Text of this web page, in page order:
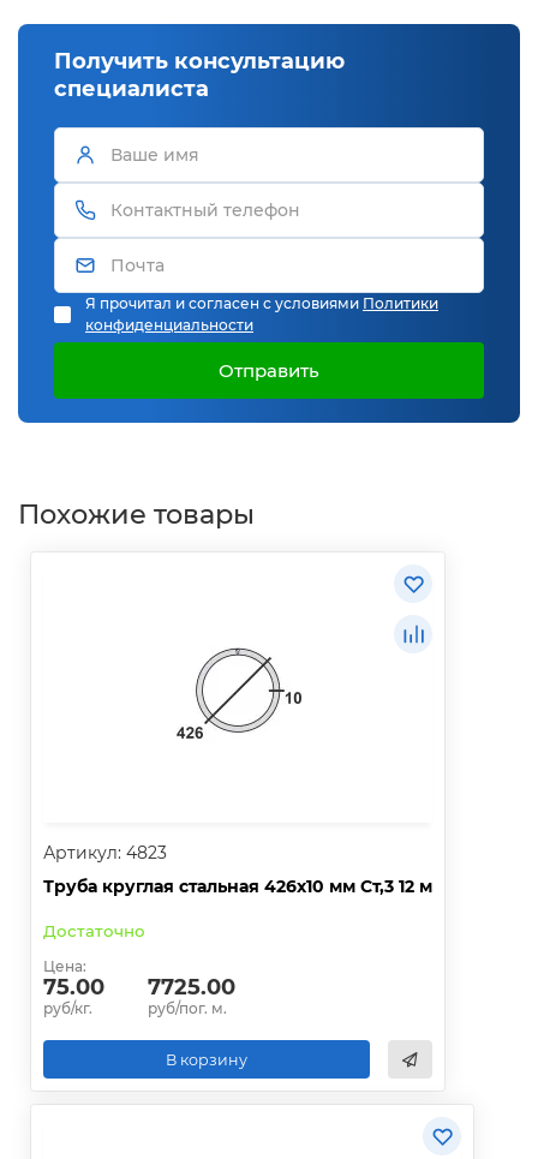
Получить консультацию
специалиста
Я прочитал и согласен с условиями Политики
конфиденциальности
Отправить
Похожие товары
Артикул: 4823
Труба круглая стальная 426х10 мм Ст,3 12 м
Достаточно
Цена:
75.00
руб/кг.
7725.00
руб/пог. м.
В корзину